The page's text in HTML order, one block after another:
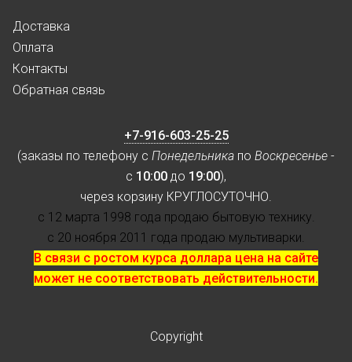
Доставка
Оплата
Контакты
Обратная связь
+7-916-603-25-25
(заказы по телефону с Понедельника по Воскресенье -
с 10:00 до 19:00),
через корзину КРУГЛОСУТОЧНО.
с 12 марта 1998 года продаю бытовую технику.
с 20 ноября 2011 года продаю мультиварки.
В связи с ростом курса доллара цена на сайте
может не соответствовать действительности.
Copyright